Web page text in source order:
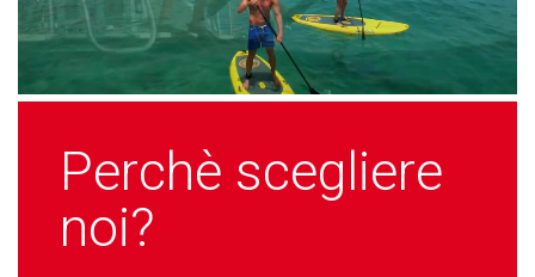
Perchè scegliere
noi?